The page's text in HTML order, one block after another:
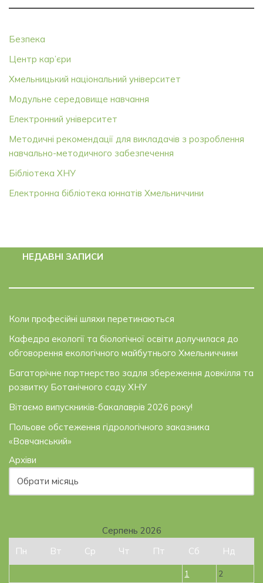
Безпека
Центр кар’єри
Хмельницький національний університет
Модульне середовище навчання
Електронний університет
Методичні рекомендації для викладачів з розроблення
навчально-методичного забезпечення
Бібліотека ХНУ
Електронна бібліотека юннатів Хмельниччини
НЕДАВНІ ЗАПИСИ
Коли професійні шляхи перетинаються
Кафедра екології та біологічної освіти долучилася до
обговорення екологічного майбутнього Хмельниччини
Багаторічне партнерство задля збереження довкілля та
розвитку Ботанічного саду ХНУ
Вітаємо випускників-бакалаврів 2026 року!
Польове обстеження гідрологічного заказника
«Вовчанський»
Архіви
Серпень 2026
Пн
Вт Ср Чт Пт Сб Нд
1 2